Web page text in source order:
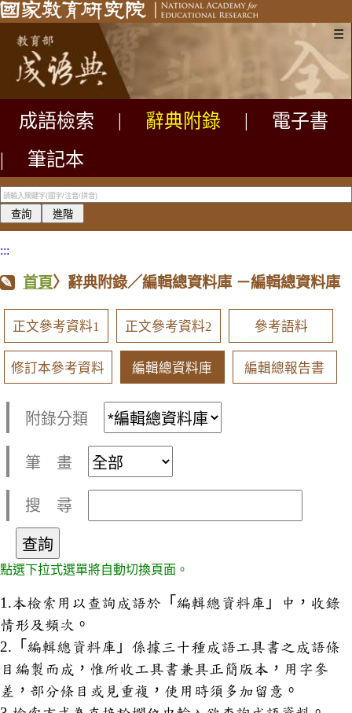
☰
成語檢索 辭典附錄
電子書
|
筆記本
:::
首頁〉辭典附錄／編輯總資料庫 －編輯總資料庫
正文參考資料1 正文參考資料2 參考語料
修訂本參考資料 編輯總資料庫 編輯總報告書
附錄分類
筆 畫
搜 尋
點選下拉式選單將自動切換頁面。
1.本檢索用以查詢成語於「編輯總資料庫」中，收錄
情形及頻次。
2.「編輯總資料庫」係據三十種成語工具書之成語條
目編製而成，惟所收工具書兼具正簡版本，用字參
差，部分條目或見重複，使用時須多加留意。